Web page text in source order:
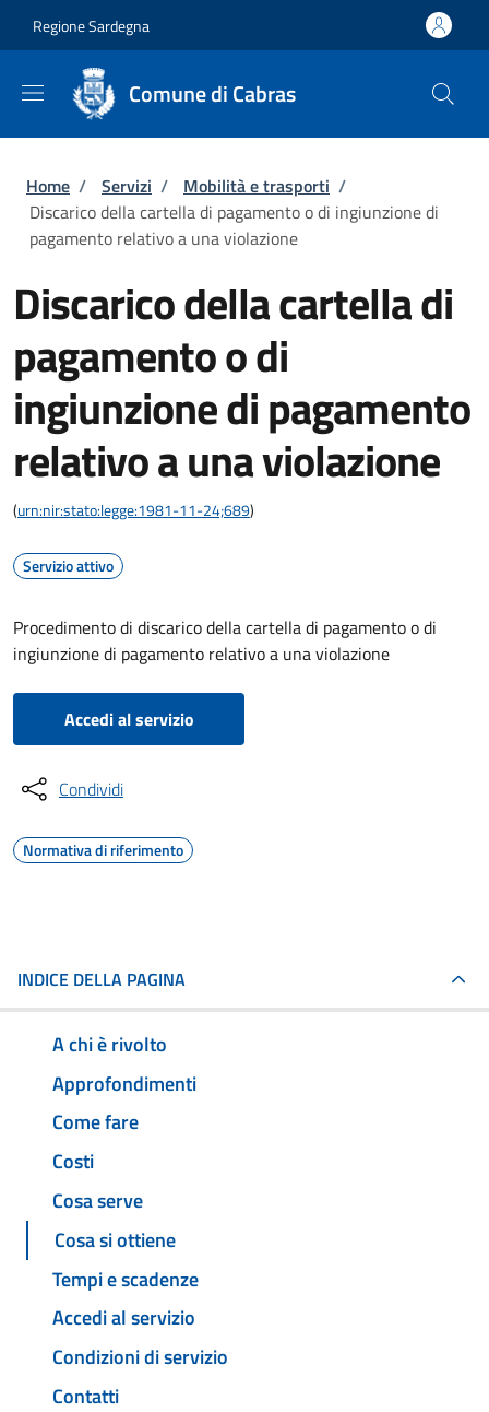
Regione Sardegna
Comune di Cabras
Briciole di pane
Home / Servizi / Mobilità e trasporti /
Discarico della cartella di pagamento o di ingiunzione di
pagamento relativo a una violazione
Discarico della cartella di
pagamento o di
ingiunzione di pagamento
relativo a una violazione
(urn:nir:stato:legge:1981-11-24;689)
Servizio attivo
Procedimento di discarico della cartella di pagamento o di
ingiunzione di pagamento relativo a una violazione
Accedi al servizio
Condividi
Normativa di riferimento
INDICE DELLA PAGINA
A chi è rivolto
Approfondimenti
Come fare
Costi
Cosa serve
Cosa si ottiene
Tempi e scadenze
Accedi al servizio
Condizioni di servizio
Contatti